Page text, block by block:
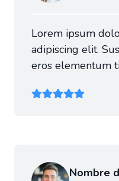
Lorem ipsum
adipiscing elit.
eros elementum
Nombre